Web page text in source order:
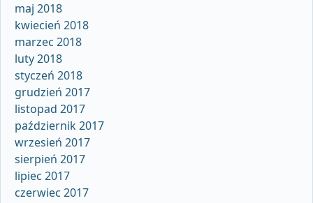
maj 2018
kwiecień 2018
marzec 2018
luty 2018
styczeń 2018
grudzień 2017
listopad 2017
październik 2017
wrzesień 2017
sierpień 2017
lipiec 2017
czerwiec 2017